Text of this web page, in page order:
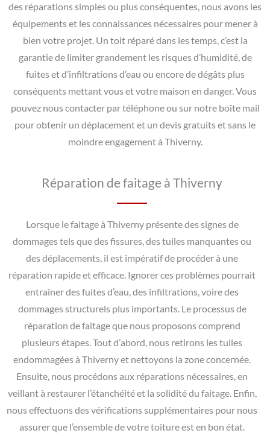
des réparations simples ou plus conséquentes, nous avons les
équipements et les connaissances nécessaires pour mener à
bien votre projet. Un toit réparé dans les temps, c’est la
garantie de limiter grandement les risques d’humidité, de
fuites et d’infiltrations d’eau ou encore de dégâts plus
conséquents mettant vous et votre maison en danger. Vous
pouvez nous contacter par téléphone ou sur notre boîte mail
pour obtenir un déplacement et un devis gratuits et sans le
moindre engagement à Thiverny.
Réparation de faitage à Thiverny
Lorsque le faitage à Thiverny présente des signes de
dommages tels que des fissures, des tuiles manquantes ou
des déplacements, il est impératif de procéder à une
réparation rapide et efficace. Ignorer ces problèmes pourrait
entraîner des fuites d’eau, des infiltrations, voire des
dommages structurels plus importants. Le processus de
réparation de faitage que nous proposons comprend
plusieurs étapes. Tout d’abord, nous retirons les tuiles
endommagées à Thiverny et nettoyons la zone concernée.
Ensuite, nous procédons aux réparations nécessaires, en
veillant à restaurer l’étanchéité et la solidité du faitage. Enfin,
nous effectuons des vérifications supplémentaires pour nous
assurer que l’ensemble de votre toiture est en bon état.